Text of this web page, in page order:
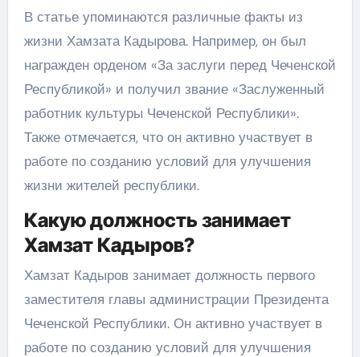
В статье упоминаются различные факты из
жизни Хамзата Кадырова. Например, он был
награжден орденом «За заслуги перед Чеченской
Республикой» и получил звание «Заслуженный
работник культуры Чеченской Республики».
Также отмечается, что он активно участвует в
работе по созданию условий для улучшения
жизни жителей республики.
Какую должность занимает
Хамзат Кадыров?
Хамзат Кадыров занимает должность первого
заместителя главы администрации Президента
Чеченской Республики. Он активно участвует в
работе по созданию условий для улучшения